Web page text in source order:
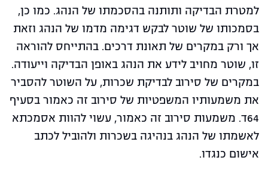
למטרת הבדיקה ותותנה בהסכמתו של הנהג. כמו כן,
בסמכותו של שוטר לבקש דגימה מדמו של הנהג וזאת
אך ורק במקרים של תאונת דרכים. בהתייחס להוראה
זו, שוטר מחויב לידע את הנהג באופן הבדיקה וייעודה.
במקרים של סירוב לבדיקת שכרות, על השוטר להסביר
את משמעותיו המשפטיות של סירוב זה כאמור בסעיף
64ד. משמעות סירוב זה כאמור, עשוי להוות אסמכתא
לאשמתו של הנהג בנהיגה בשכרות ולהוביל לכתב
אישום כנגדו.